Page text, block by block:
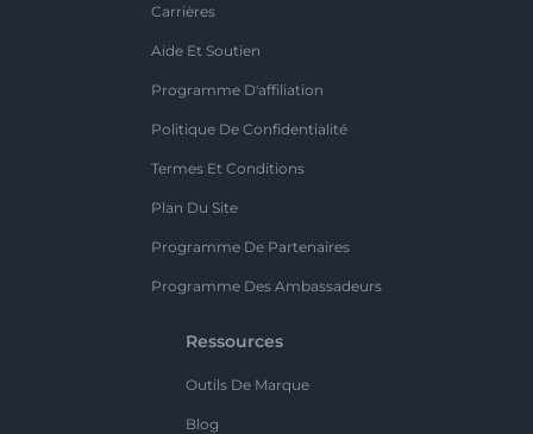
Carrières
Aide Et Soutien
Programme D'affiliation
Politique De Confidentialité
Termes Et Conditions
Plan Du Site
Programme De Partenaires
Programme Des Ambassadeurs
Ressources
Outils De Marque
Blog